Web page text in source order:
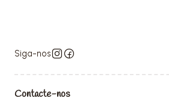
Siga-nos
Contacte-nos